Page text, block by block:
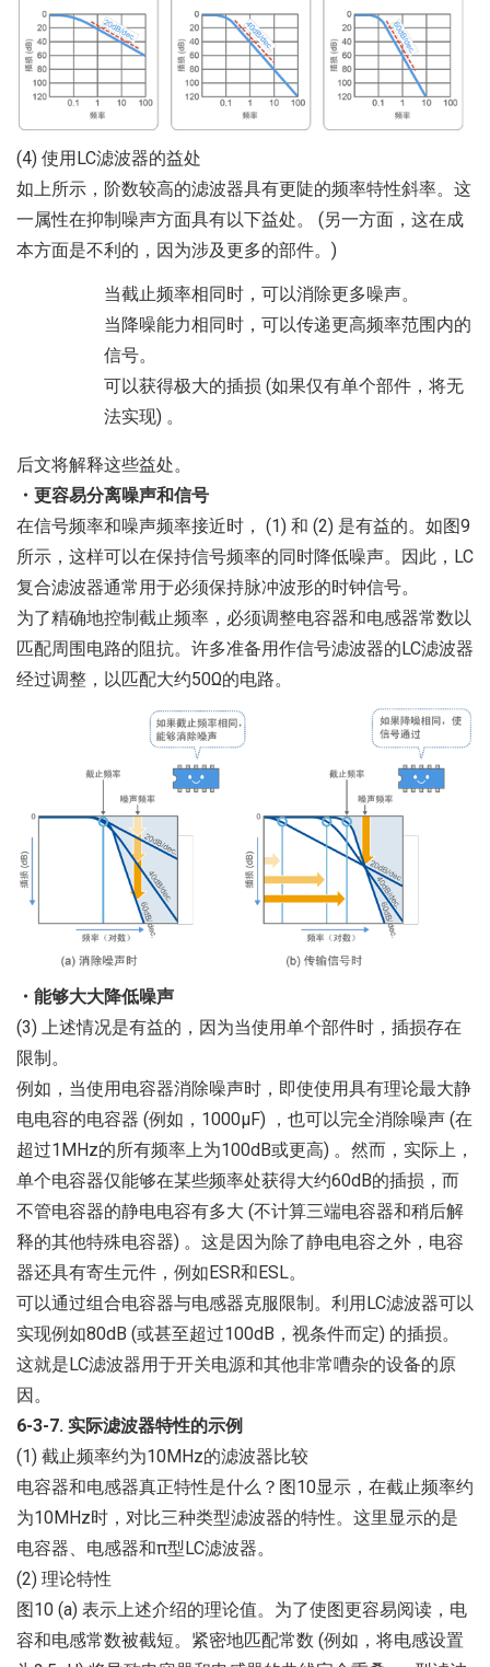
(4) 使用LC滤波器的益处
如上所示，阶数较高的滤波器具有更陡的频率特性斜率。这
一属性在抑制噪声方面具有以下益处。 (另一方面，这在成
本方面是不利的，因为涉及更多的部件。)
当截止频率相同时，可以消除更多噪声。
当降噪能力相同时，可以传递更高频率范围内的
信号。
可以获得极大的插损 (如果仅有单个部件，将无
法实现) 。
后文将解释这些益处。
・更容易分离噪声和信号
在信号频率和噪声频率接近时， (1) 和 (2) 是有益的。如图9
所示，这样可以在保持信号频率的同时降低噪声。因此，LC
复合滤波器通常用于必须保持脉冲波形的时钟信号。
为了精确地控制截止频率，必须调整电容器和电感器常数以
匹配周围电路的阻抗。许多准备用作信号滤波器的LC滤波器
经过调整，以匹配大约50Ω的电路。
・能够大大降低噪声
(3) 上述情况是有益的，因为当使用单个部件时，插损存在
限制。
例如，当使用电容器消除噪声时，即使使用具有理论最大静
电电容的电容器 (例如，1000μF) ，也可以完全消除噪声 (在
超过1MHz的所有频率上为100dB或更高) 。然而，实际上，
单个电容器仅能够在某些频率处获得大约60dB的插损，而
不管电容器的静电电容有多大 (不计算三端电容器和稍后解
释的其他特殊电容器) 。这是因为除了静电电容之外，电容
器还具有寄生元件，例如ESR和ESL。
可以通过组合电容器与电感器克服限制。利用LC滤波器可以
实现例如80dB (或甚至超过100dB，视条件而定) 的插损。
这就是LC滤波器用于开关电源和其他非常嘈杂的设备的原
因。
6-3-7. 实际滤波器特性的示例
(1) 截止频率约为10MHz的滤波器比较
电容器和电感器真正特性是什么？图10显示，在截止频率约
为10MHz时，对比三种类型滤波器的特性。这里显示的是
电容器、电感器和π型LC滤波器。
(2) 理论特性
图10 (a) 表示上述介绍的理论值。为了使图更容易阅读，电
容和电感常数被截短。紧密地匹配常数 (例如，将电感设置